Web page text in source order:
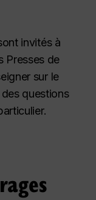
invités à
Presses de
sur le
questions